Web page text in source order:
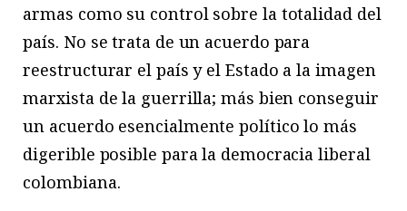
armas como su control sobre la totalidad del
país. No se trata de un acuerdo para
reestructurar el país y el Estado a la imagen
marxista de la guerrilla; más bien conseguir
un acuerdo esencialmente político lo más
digerible posible para la democracia liberal
colombiana.